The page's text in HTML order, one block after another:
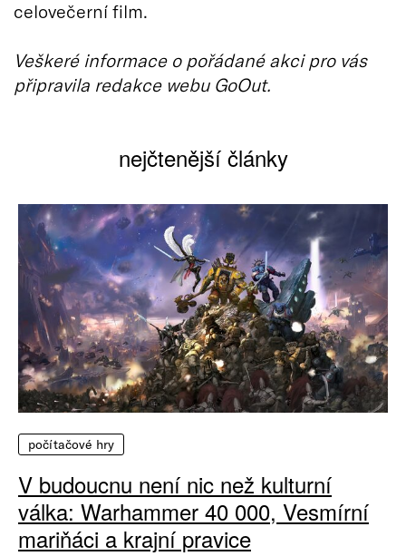
celovečerní film.
Veškeré informace o pořádané akci pro vás
připravila redakce webu GoOut.
nejčtenější články
počítačové hry
V budoucnu není nic než kulturní
válka: Warhammer 40 000, Vesmírní
mariňáci a krajní pravice